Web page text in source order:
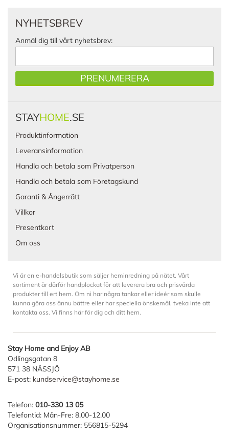
NYHETSBREV
Anmäl dig till vårt nyhetsbrev:
PRENUMERERA
STAYHOME.SE
Produktinformation
Leveransinformation
Handla och betala som Privatperson
Handla och betala som Företagskund
Garanti & Ångerrätt
Villkor
Presentkort
Om oss
Vi är en e-handelsbutik som säljer heminredning på nätet. Vårt
sortiment är därför handplockat för att leverera bra och prisvärda
produkter till ert hem. Om ni har några tankar eller ideér som skulle
kunna göra oss ännu bättre eller har speciella önskemål, tveka inte att
kontakta oss. Vi finns här för dig och ditt hem.
Stay Home and Enjoy AB
Odlingsgatan 8
571 38 NÄSSJÖ
E-post: kundservice@stayhome.se
Telefon: 010-330 13 05
Telefontid: Mån-Fre: 8.00-12.00
Organisationsnummer: 556815-5294